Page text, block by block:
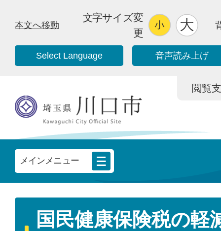
本文へ移動
文字サイズ変
更
Select Language 音声読み上げ
閲覧
メインメニュー
国民健康保険税の軽